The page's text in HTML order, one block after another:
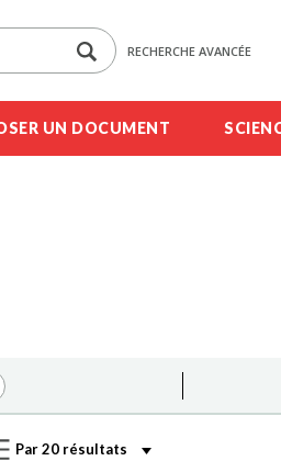
RECHERCHE AVANCÉE
UN DOCUMENT